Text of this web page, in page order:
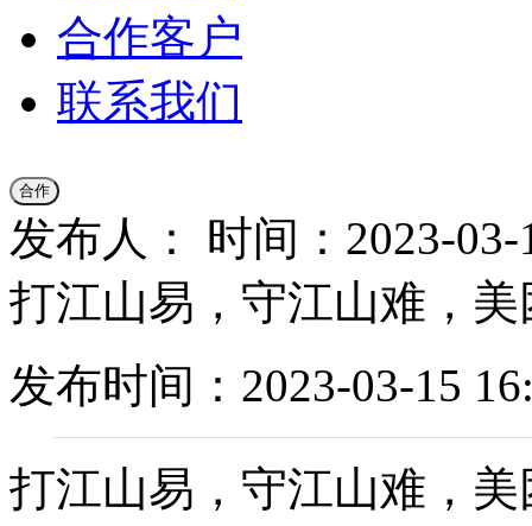
合作客户
联系我们
合作
发布人：
时间：2023-03-
打江山易，守江山难，
发布时间：2023-03-15
打江山易，守江山难，